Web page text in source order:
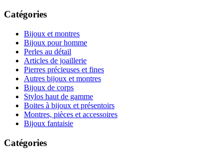
Catégories
Bijoux et montres
Bijoux pour homme
Perles au détail
Articles de joaillerie
Pierres précieuses et fines
Autres bijoux et montres
Bijoux de corps
Stylos haut de gamme
Boites à bijoux et présentoirs
Montres, pièces et accessoires
Bijoux fantaisie
Catégories